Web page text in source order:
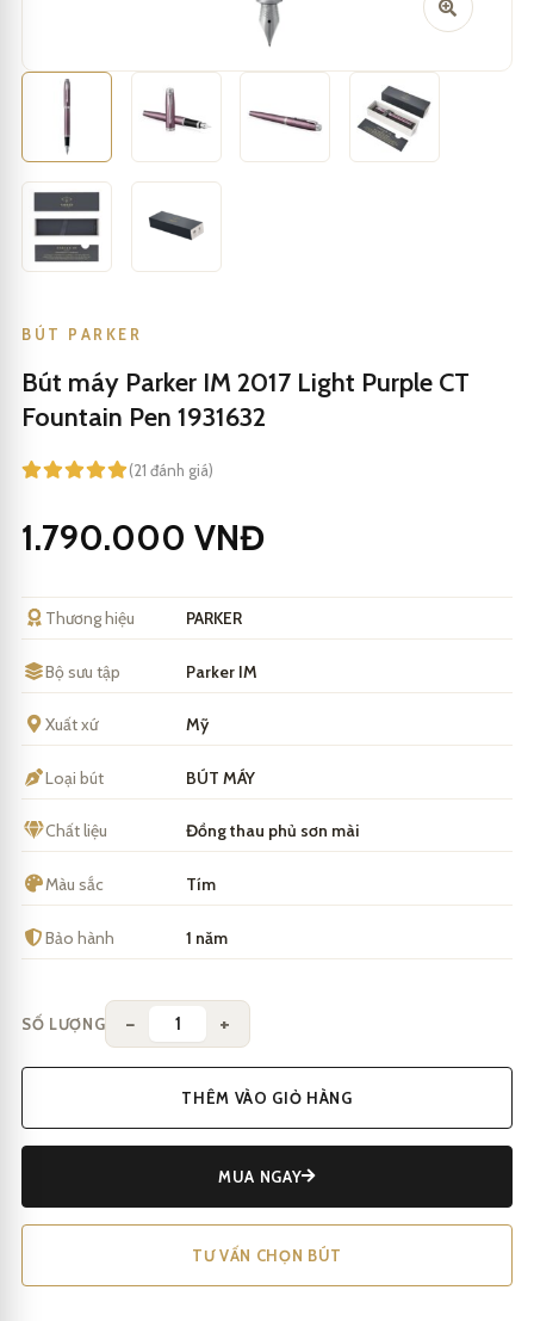
BÚT PARKER
Bút máy Parker IM 2017 Light Purple CT
Fountain Pen 1931632
(21 đánh giá)
1.790.000 VNĐ
Thương hiệu PARKER
Bộ sưu tập Parker IM
Xuất xứ Mỹ
Loại bút BÚT MÁY
Chất liệu Đồng thau phủ sơn mài
Màu sắc Tím
Bảo hành 1 năm
SỐ LƯỢNG − +
THÊM VÀO GIỎ HÀNG
MUA NGAY
TƯ VẤN CHỌN BÚT